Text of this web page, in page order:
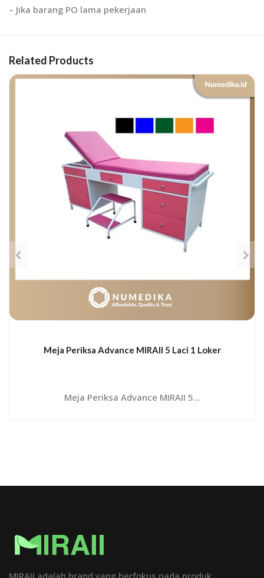
– Jika barang PO lama pekerjaan
Related Products
Meja Periksa Advance MIRAII 5 Laci 1 Loker
Meja Periksa Advance MIRAII 5...
MIRAII adalah brand yang berfokus pada produk